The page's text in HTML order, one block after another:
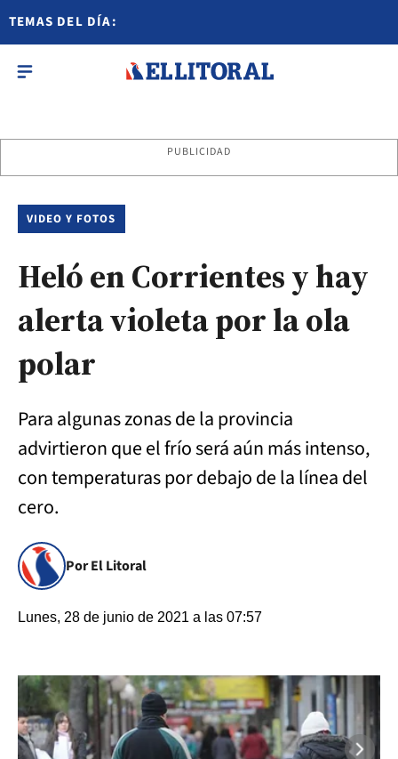
TEMAS DEL DÍA:
PUBLICIDAD
VIDEO Y FOTOS
Heló en Corrientes y hay
alerta violeta por la ola
polar
Para algunas zonas de la provincia
advirtieron que el frío será aún más intenso,
con temperaturas por debajo de la línea del
cero.
Por El Litoral
Lunes, 28 de junio de 2021 a las 07:57